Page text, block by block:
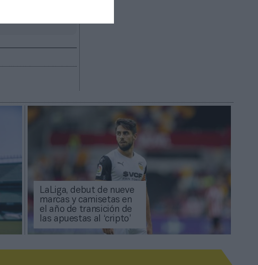
LaLiga, debut de nueve
marcas y camisetas en
el año de transición de
las apuestas al ‘cripto’